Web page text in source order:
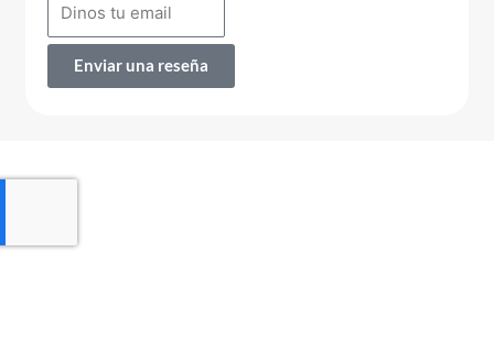
Enviar una reseña